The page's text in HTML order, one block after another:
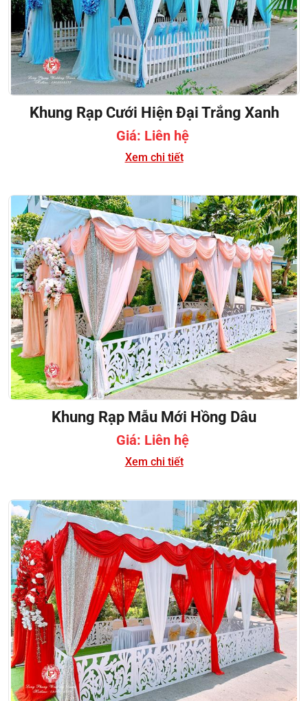
Khung Rạp Cưới Hiện Đại Trắng Xanh
Giá: Liên hệ
Xem chi tiết
Khung Rạp Mẫu Mới Hồng Dâu
Giá: Liên hệ
Xem chi tiết